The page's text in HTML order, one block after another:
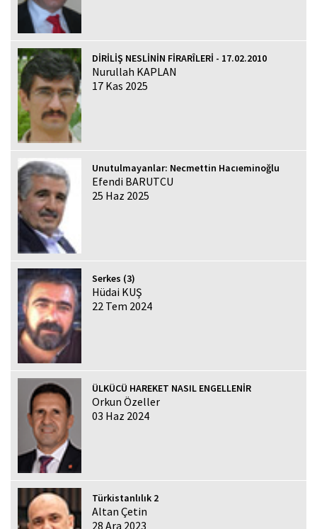
DİRİLİŞ NESLİNİN FİRARÎLERİ - 17.02.2010
Nurullah KAPLAN
17 Kas 2025
Unutulmayanlar: Necmettin Hacıeminoğlu
Efendi BARUTCU
25 Haz 2025
Serkes (3)
Hüdai KUŞ
22 Tem 2024
ÜLKÜCÜ HAREKET NASIL ENGELLENİR
Orkun Özeller
03 Haz 2024
Türkistanlılık 2
Altan Çetin
28 Ara 2023